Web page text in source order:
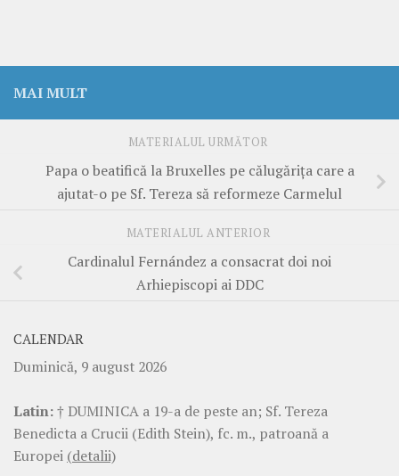
MAI MULT
MATERIALUL URMĂTOR
Papa o beatifică la Bruxelles pe călugărița care a
ajutat-o pe Sf. Tereza să reformeze Carmelul
MATERIALUL ANTERIOR
Cardinalul Fernández a consacrat doi noi
Arhiepiscopi ai DDC
CALENDAR
Duminică, 9 august 2026
Latin:† DUMINICA a 19-a de peste an; Sf. Tereza
Benedicta a Crucii (Edith Stein), fc. m., patroană a
Europei (detalii)